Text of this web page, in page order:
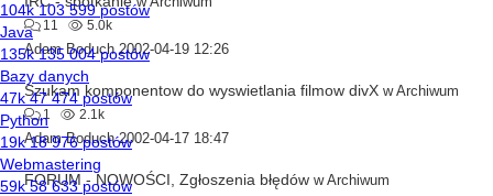
11 5.0k
Adam Boduch 2002-04-19 12:26
Szukam komponentow do wyswietlania filmow divX wArchiwum
1 2.1k
Adam Boduch 2002-04-17 18:47
FORUM - NOWOŚCI, Zgłoszenia błędów wArchiwum